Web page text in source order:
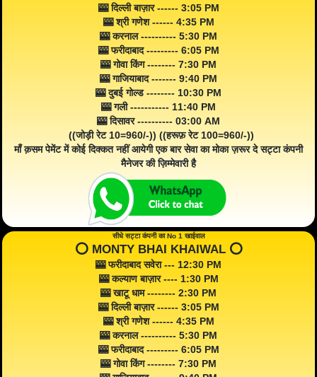
🎰 दिल्ली बाज़ार ------ 3:05 PM
🎰 श्री गणेश ------ 4:35 PM
🎰 करनाल ---------- 5:30 PM
🎰 फरीदाबाद --------- 6:05 PM
🎰 गोवा किंग -------- 7:30 PM
🎰 गाजियाबाद ------- 9:40 PM
🎰 दुबई गोल्ड -------- 10:30 PM
🎰 गली ----------- 11:40 PM
🎰 दिसावर ---------- 03:00 AM
((जोड़ी रेट 10=960/-)) ((हरूफ़ रेट 100=960/-))
माँ क़सम पेमेंट में कोई दिक्कत नहीं आयेगी एक बार सेवा का मोका ज़रूर दे सट्टा कंपनी
मैनेजर की ज़िम्मेवारी है
सीधे सट्टा कंपनी का No 1 खाईवाल
⭕️ MONTY BHAI KHAIWAL ⭕️
🎰 फरीदाबाद सवेरा --- 12:30 PM
🎰 कल्याण बाज़ार ---- 1:30 PM
🎰 खाटू धाम -------- 2:30 PM
🎰 दिल्ली बाज़ार ------ 3:05 PM
🎰 श्री गणेश ------ 4:35 PM
🎰 करनाल ---------- 5:30 PM
🎰 फरीदाबाद --------- 6:05 PM
🎰 गोवा किंग -------- 7:30 PM